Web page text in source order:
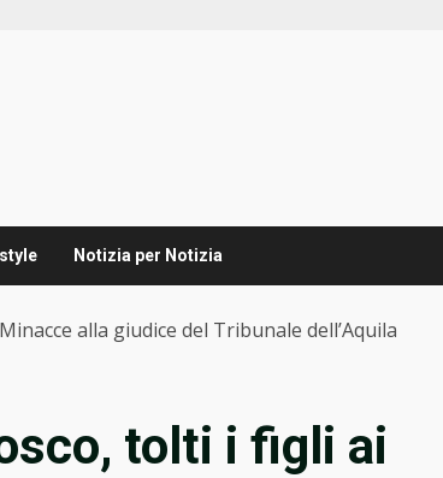
Notizia per Notizia
alla giudice del Tribunale dell’Aquila
tolti i figli ai